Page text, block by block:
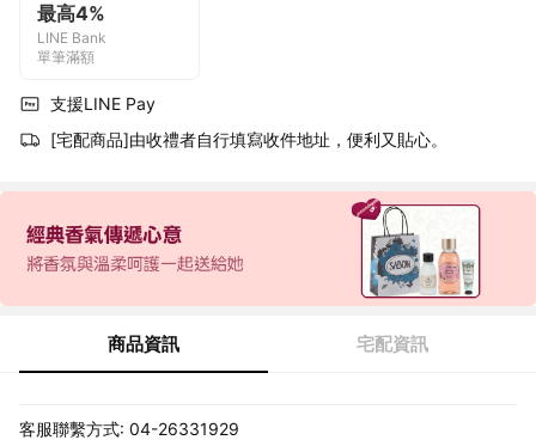
最高4%
LINE Bank
單筆滿額
支援LINE Pay
[宅配商品]由收禮者自行填寫收件地址，便利又貼心。
商品資訊 宅配資訊
客服聯繫方式: 04-26331929